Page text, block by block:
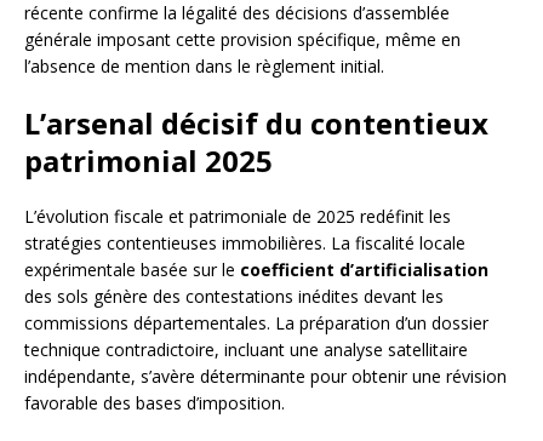
récente confirme la légalité des décisions d’assemblée
générale imposant cette provision spécifique, même en
l’absence de mention dans le règlement initial.
L’arsenal décisif du contentieux
patrimonial 2025
L’évolution fiscale et patrimoniale de 2025 redéfinit les
stratégies contentieuses immobilières. La fiscalité locale
expérimentale basée sur le coefficient d’artificialisation
des sols génère des contestations inédites devant les
commissions départementales. La préparation d’un dossier
technique contradictoire, incluant une analyse satellitaire
indépendante, s’avère déterminante pour obtenir une révision
favorable des bases d’imposition.